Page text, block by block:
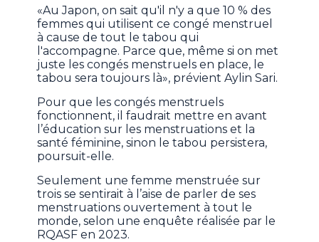
«Au Japon, on sait qu'il n'y a que 10 % des
femmes qui utilisent ce congé menstruel
à cause de tout le tabou qui
l'accompagne. Parce que, même si on met
juste les congés menstruels en place, le
tabou sera toujours là», prévient Aylin Sari.
Pour que les congés menstruels
fonctionnent, il faudrait mettre en avant
l’éducation sur les menstruations et la
santé féminine, sinon le tabou persistera,
poursuit-elle.
Seulement une femme menstruée sur
trois se sentirait à l’aise de parler de ses
menstruations ouvertement à tout le
monde, selon une enquête réalisée par le
RQASF en 2023.